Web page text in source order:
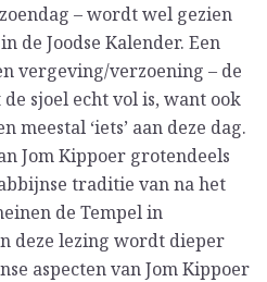
– wordt wel gezien
de Joodse Kalender. Een
vergeving/verzoening – de
sjoel echt vol is, want ook
meestal ‘iets’ aan deze dag.
Jom Kippoer grotendeels
traditie van na het
de Tempel in
deze lezing wordt dieper
aspecten van Jom Kippoer